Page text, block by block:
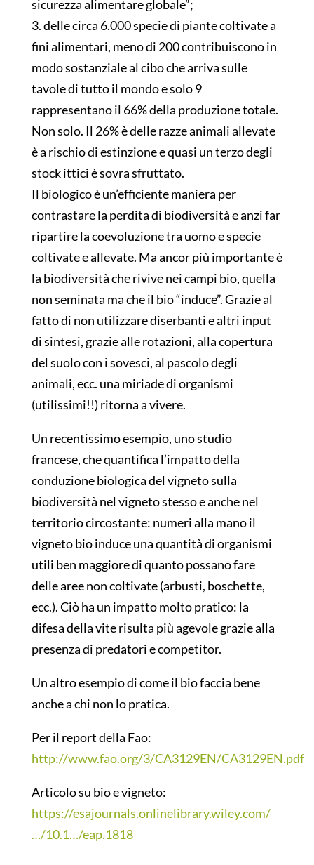
sicurezza alimentare globale”;
3. delle circa 6.000 specie di piante coltivate a
fini alimentari, meno di 200 contribuiscono in
modo sostanziale al cibo che arriva sulle
tavole di tutto il mondo e solo 9
rappresentano il 66% della produzione totale.
Non solo. Il 26% è delle razze animali allevate
è a rischio di estinzione e quasi un terzo degli
stock ittici è sovra sfruttato.
Il biologico è un’efficiente maniera per
contrastare la perdita di biodiversità e anzi far
ripartire la coevoluzione tra uomo e specie
coltivate e allevate. Ma ancor più importante è
la biodiversità che rivive nei campi bio, quella
non seminata ma che il bio “induce”. Grazie al
fatto di non utilizzare diserbanti e altri input
di sintesi, grazie alle rotazioni, alla copertura
del suolo con i sovesci, al pascolo degli
animali, ecc. una miriade di organismi
(utilissimi!!) ritorna a vivere.
Un recentissimo esempio, uno studio
francese, che quantifica l’impatto della
conduzione biologica del vigneto sulla
biodiversità nel vigneto stesso e anche nel
territorio circostante: numeri alla mano il
vigneto bio induce una quantità di organismi
utili ben maggiore di quanto possano fare
delle aree non coltivate (arbusti, boschette,
ecc.). Ciò ha un impatto molto pratico: la
difesa della vite risulta più agevole grazie alla
presenza di predatori e competitor.
Un altro esempio di come il bio faccia bene
anche a chi non lo pratica.
Per il report della Fao:
http://www.fao.org/3/CA3129EN/CA3129EN.pdf
Articolo su bio e vigneto:
https://esajournals.onlinelibrary.wiley.com/
…/10.1…/eap.1818